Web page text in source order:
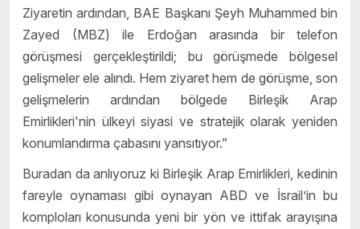
Ziyaretin ardından, BAE Başkanı Şeyh Muhammed bin
Zayed (MBZ) ile Erdoğan arasında bir telefon
görüşmesi gerçekleştirildi; bu görüşmede bölgesel
gelişmeler ele alındı. Hem ziyaret hem de görüşme, son
gelişmelerin ardından bölgede Birleşik Arap
Emirlikleri'nin ülkeyi siyasi ve stratejik olarak yeniden
konumlandırma çabasını yansıtıyor.”
Buradan da anlıyoruz ki Birleşik Arap Emirlikleri, kedinin
fareyle oynaması gibi oynayan ABD ve İsrail’in bu
komploları konusunda yeni bir yön ve ittifak arayışına